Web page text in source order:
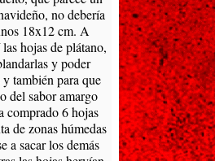
no debería
18x12 cm. A
hojas de plátano,
y poder
también para que
del sabor amargo
comprado 6 hojas
de zonas húmedas
a sacar los demás